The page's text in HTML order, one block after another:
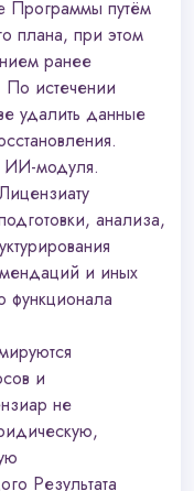
Программы путём
плана, при этом
ранее
истечении
удалить данные
ИИ-модуля.
анализа,
и иных
функционала
и
не
Результата